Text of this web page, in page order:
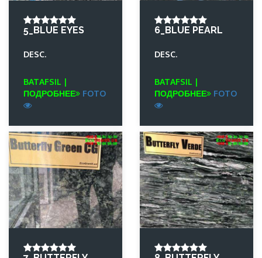
5_BLUE EYES
DESC.
BATAFSIL |
ПОДРОБНЕЕ
FOTO
6_BLUE PEARL
DESC.
BATAFSIL |
ПОДРОБНЕЕ
FOTO